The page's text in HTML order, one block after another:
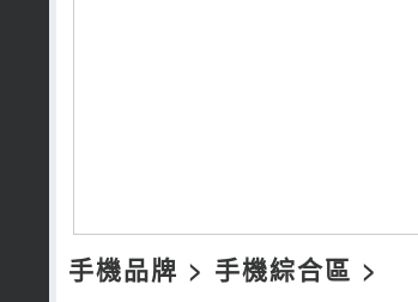
手機品牌 > 手機綜合區 >